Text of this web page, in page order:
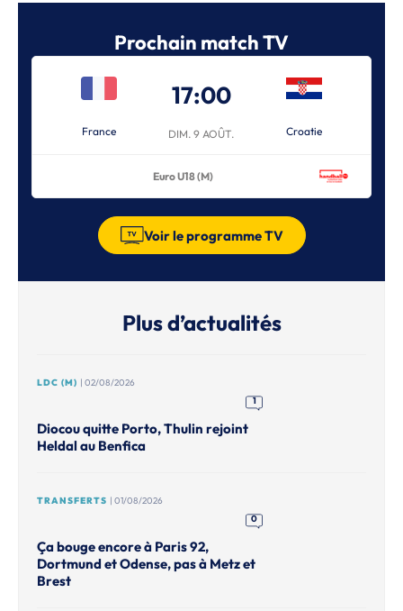
Prochain match TV
France
17:00
DIM. 9 AOÛT. Croatie
Euro U18 (M)
Voir le programme TV
Plus d’actualités
LDC (M) | 02/08/2026
1
Diocou quitte Porto, Thulin rejoint
Heldal au Benfica
TRANSFERTS | 01/08/2026
0
Ça bouge encore à Paris 92,
Dortmund et Odense, pas à Metz et
Brest